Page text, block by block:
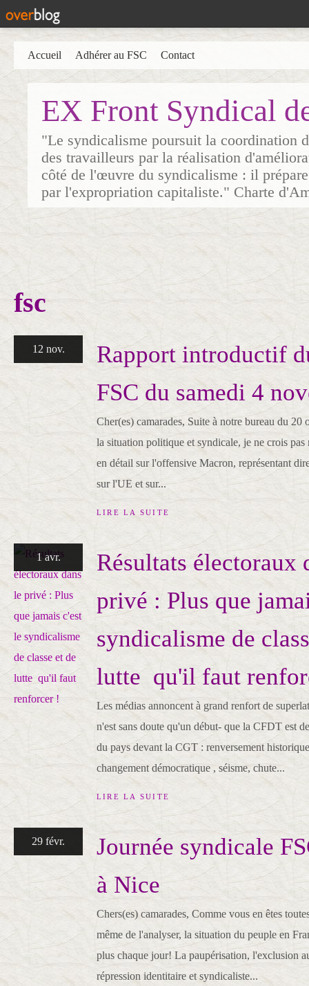
EX Front Syndical
"Le syndicalisme poursuit la coordination
des travailleurs par la réalisation
côté de l'œuvre du syndicalisme : il
par l'expropriation capitaliste." Charte
Accueil Adhérer au FSC Contact
fsc
12 nov.
Rapport introductif
FSC du samedi 4
Cher(es) camarades, Suite à notre bureau du 20
la situation politique et syndicale, je ne crois pas
en détail sur l'offensive Macron, représentant
sur l'UE et sur...
LIRE LA SUITE
1 avr.
Résultats électoraux
privé : Plus que
syndicalisme de
lutte qu'il faut
Les médias annoncent à grand renfort de
n'est sans doute qu'un début- que la CFDT est
du pays devant la CGT : renversement
changement démocratique , séisme, chute...
LIRE LA SUITE
29 févr.
Journée syndicale
à Nice
Chers(es) camarades, Comme vous en êtes
même de l'analyser, la situation du peuple en
plus chaque jour! La paupérisation, l'exclusion
répression identitaire et syndicaliste...